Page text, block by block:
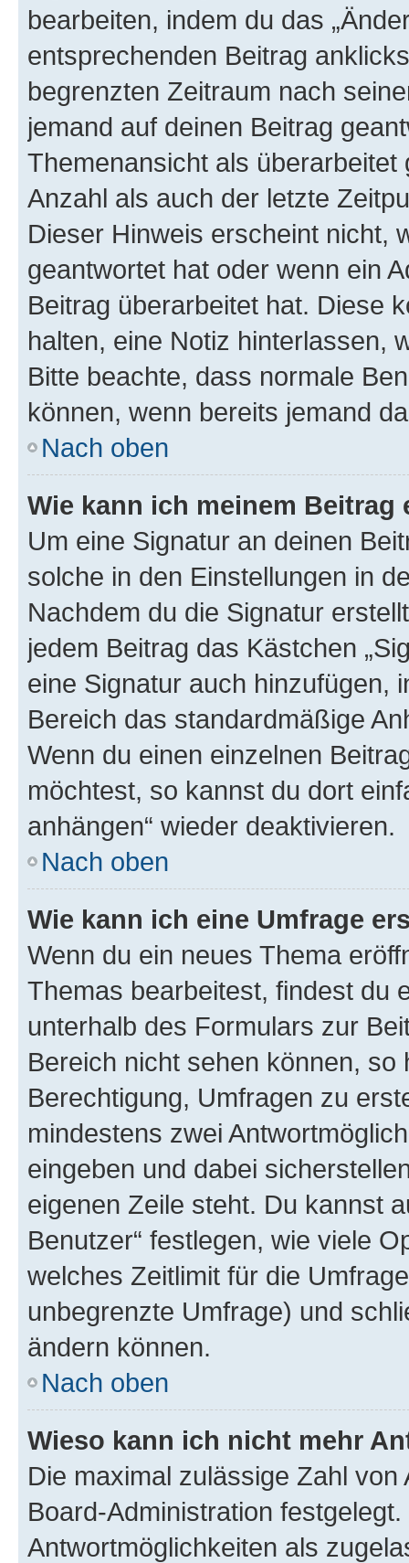
bearbeiten, indem du das
entsprechenden Beitrag
begrenzten Zeitraum nach
jemand auf deinen Beitrag
Themenansicht als
Anzahl als auch der letzte
Dieser Hinweis erscheint nicht,
geantwortet hat oder wenn ein
Beitrag überarbeitet hat. Diese
halten, eine Notiz hinterlassen,
Bitte beachte, dass normale
können, wenn bereits jemand
Nach oben
Wie kann ich meinem
Um eine Signatur an deinen
solche in den Einstellungen in
Nachdem du die Signatur
jedem Beitrag das Kästchen
eine Signatur auch hinzufügen,
Bereich das standardmäßige
Wenn du einen einzelnen
möchtest, so kannst du dort
anhängen“ wieder deaktivieren.
Nach oben
Wie kann ich eine Umfrage
Wenn du ein neues Thema
Themas bearbeitest, findest du
unterhalb des Formulars zur
Bereich nicht sehen können,
Berechtigung, Umfragen zu
mindestens zwei
eingeben und dabei
eigenen Zeile steht. Du kannst
Benutzer“ festlegen, wie viele
welches Zeitlimit für die
unbegrenzte Umfrage) und
ändern können.
Nach oben
Wieso kann ich nicht mehr
Die maximal zulässige Zahl
Board-Administration
Antwortmöglichkeiten als